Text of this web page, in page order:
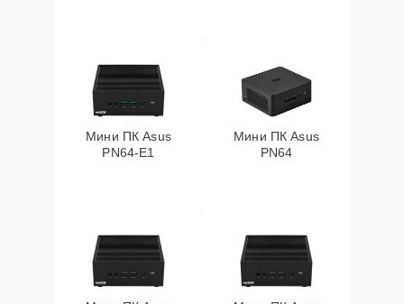
Мини ПК Asus
PN64-E1
Мини ПК Asus
PN64